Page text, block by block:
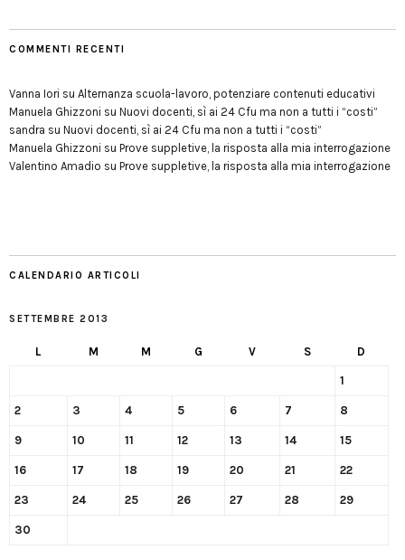
COMMENTI RECENTI
Vanna Iori su Alternanza scuola-lavoro, potenziare contenuti educativi
Manuela Ghizzoni su Nuovi docenti, sì ai 24 Cfu ma non a tutti i “costi”
sandra su Nuovi docenti, sì ai 24 Cfu ma non a tutti i “costi”
Manuela Ghizzoni su Prove suppletive, la risposta alla mia interrogazione
Valentino Amadio su Prove suppletive, la risposta alla mia interrogazione
CALENDARIO ARTICOLI
SETTEMBRE 2013
L M M G V S D
1
2 3 4 5 6 7 8
9 10 11 12 13 14 15
16 17 18 19 20 21 22
23 24 25 26 27 28 29
30